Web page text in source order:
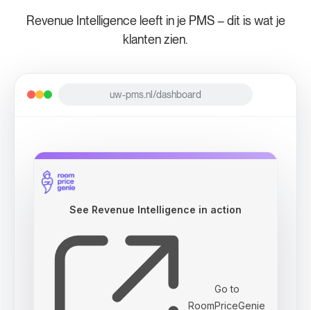
Revenue Intelligence leeft in je PMS – dit is wat je
klanten zien.
uw-pms.nl/dashboard